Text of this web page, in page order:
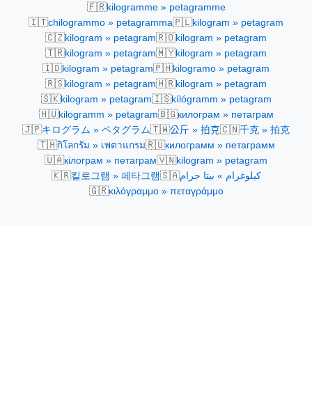
🇫🇷kilogramme » petagramme
🇮🇹chilogrammo » petagramma🇵🇱kilogram » petagram
🇨🇿kilogram » petagram🇷🇴kilogram » petagram
🇹🇷kilogram » petagram🇲🇾kilogram » petagram
🇮🇩kilogram » petagram🇵🇭kilogramo » petagram
🇷🇸kilogram » petagram🇭🇷kilogram » petagram
🇸🇰kilogram » petagram🇮🇸kílógramm » petagram
🇭🇺kilogramm » petagram🇧🇬килограм » петаграм
🇯🇵キログラム » ペタグラム🇹🇼公斤 » 拍克🇨🇳千克 » 拍克
🇹🇭กิโลกรัม » เพตาแกรม🇷🇺килограмм » петаграмм
🇺🇦кілограм » петаграм🇻🇳kilogram » petagram
🇰🇷킬로그램 » 페타그램🇸🇦كيلوغرام » بيتا جرام
🇬🇷κιλόγραμμο » πεταγράμμο